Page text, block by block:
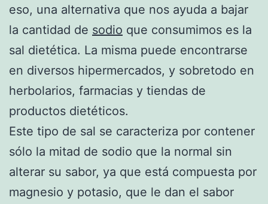
eso, una alternativa que nos ayuda a bajar
la cantidad de sodio que consumimos es la
sal dietética. La misma puede encontrarse
en diversos hipermercados, y sobretodo en
herbolarios, farmacias y tiendas de
productos dietéticos.
Este tipo de sal se caracteriza por contener
sólo la mitad de sodio que la normal sin
alterar su sabor, ya que está compuesta por
magnesio y potasio, que le dan el sabor